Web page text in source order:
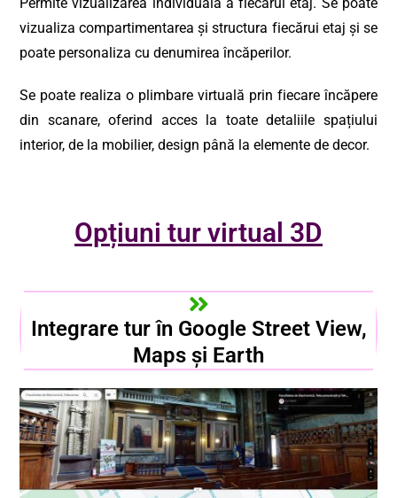
vizualiza compartimentarea și structura fiecărui etaj și se
poate personaliza cu denumirea încăperilor.
Se poate realiza o plimbare virtuală prin fiecare încăpere
din scanare, oferind acces la toate detaliile spațiului
interior, de la mobilier, design până la elemente de decor.
Opțiuni tur virtual 3D
Integrare tur în Google Street View,
Maps și Earth